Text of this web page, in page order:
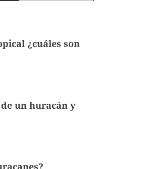
¿cuáles son
un huracán y